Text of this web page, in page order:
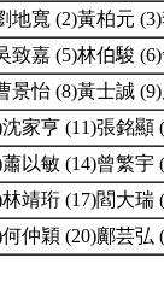
地寬 (2)黃柏元
致嘉 (5)林伯駿
景怡 (8)黃士誠
沈家亨 (11)張銘顯
蕭以敏 (14)曾繁宇
林靖珩 (17)閻大瑞
何仲穎 (20)鄺芸弘